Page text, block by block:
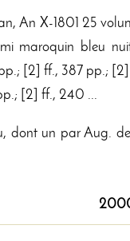
An X-1801 25
maroquin bleu
[2] ff., 387 pp.;
[2] ff., 240 ...
dont un par Aug.